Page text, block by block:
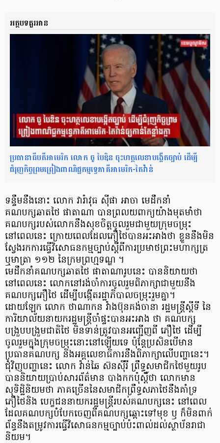
អត្ថបទគួរអាន
ប្រធានាធីបតីអាមេរិក លោក ចូ បៃឌិន ចុះហត្ថលេខាបង្កើតច្បាប់ ដើម្បី
ជំរុញកិច្ចព្រមព្រៀងពាណិជ្ជកម្មទ្វេភាគីអាមេរិក-តៃវ៉ាន់
ទន្ទឹមនឹងនោះ លោក វារ៉ាវុធ ស៊ីផា អាចា មេដឹកនាំ
គណបក្សឆាតថៃ ផាតាណា បានព្រលយពាក្យយ៉ាងមុតមាំថា
គណបក្សរបស់លោកនឹងសុខចិត្តចូលរួមជាមួយក្រុមចម្រុះ
នៅពេលនេះ ក្រោយពេលដែលភឿថៃបានអះអាងថា ខ្លួននឹងមិន
ស្វែងរកការធ្វើវិសោធនកម្មច្បាប់ស្តីពីការប្រមាថព្រះមហាក្សត្រ
ឬមាត្រា ១១២ នៃក្រមព្រហ្មទណ្ឌ ។
មេដឹកនាំគណបក្សឆាតថៃ ផាតាណារូបនេះ បាននិយាយថា
នៅពេលនេះ លោកនៅរង់ចាំការចូលរួមពិភាក្សាជាមួយនឹង
គណបក្សភឿថៃ ដើម្បីបង្កើតរដ្ឋាភិបាលចម្រុះរួមគ្នា។
ដោយឡែក លោក ថាណាកន វ៉ាងប៊ុនគង់ចានា រដ្ឋមន្ត្រីស្តីទី នៃ
ការិយាល័យនាយករដ្ឋមន្ត្រីចាំផ្ទះបានអះអាង ថា គណបក្ស
បង្រួបបង្រួមជាតិថៃ មិនទាន់ត្រូវបានអញ្ជើញពី ភឿថៃ ដើម្បី
ចូលរួមក្នុងក្រុមចម្រុះនោះនៅឡើយទេ ប៉ុន្តែប្រសិនបើមាន
ប្រធានគណបក្ស និងអគ្គលេខាធិការនឹងពិភាក្សាលើបញ្ហានេះ។
ជុំវិញបញ្ហានេះ លោក វ៉ាន់ឆៃ ស៊នស៊ីរី ព្រឹទ្ធសមាជិកថៃមួយរូប
បាននិយាយប្រាប់សារព័ត៌មាន បាងកកប៉ុស្តិ៍ថា លោកមាន
សុទិដ្ឋិនិយមថា ភាគច្រើននៃសមាជិកព្រឹទ្ធសភាថៃនឹងគាំទ្រ
ភឿថៃនិង បេក្ខជននាយករដ្ឋមន្រ្តីរបស់គណបក្សនេះ នៅពេល
ដែលគណបក្សបំបែកចេញពីគណបក្សឆ្ពោះទៅមុខ ឫ ក៏មិនពាក់
ព័ន្ធនឹងតម្រូវការធ្វើវិសោធនកម្មច្បាប់ប៉ះពាល់ដល់ស្ថាប័នរាជា
និយម។